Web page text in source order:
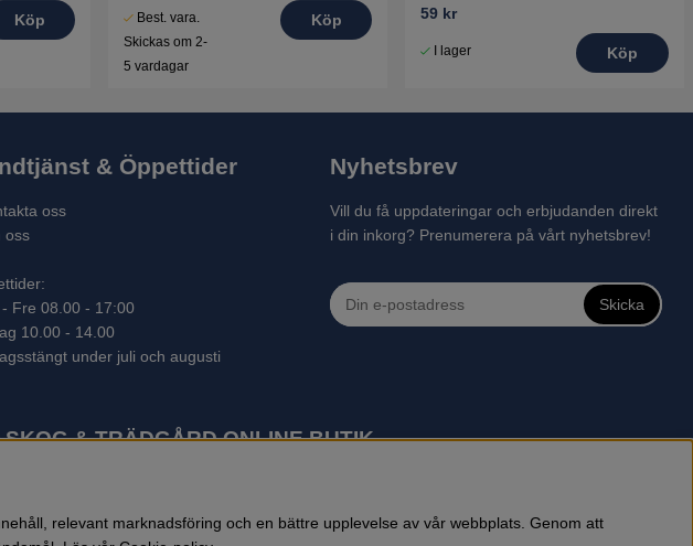
Köp
Best. vara.
Skickas om 2-
5 vardagar
Köp 59 kr
I lager Köp
& Öppettider
oss
oss
Fre 08.00 - 17:00
10.00 - 14.00
under juli och augusti
Nyhetsbrev
Vill du få uppdateringar och erbjudanden direkt
i din inkorg? Prenumerera på vårt nyhetsbrev!
Skicka
& TRÄDGÅRD ONLINE BUTIK
I sortimentet finns bl.a. robotgräsklippare, motorsågar, röjsågar, trimmers, riders,
relevant marknadsföring och en bättre upplevelse av vår webbplats. Genom att